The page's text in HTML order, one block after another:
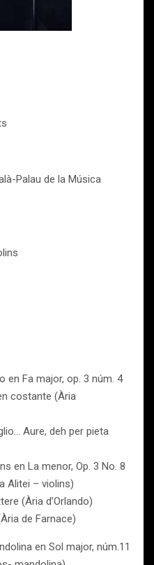
Palau de la Música
en Fa major, op. 3 núm. 4
costante (Ària
Aure, deh per pieta
en La menor, Op. 3 No. 8
Alitei – violins)
(Ària d’Orlando)
de Farnace)
en Sol major, núm.11